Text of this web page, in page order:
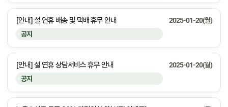
공지
[안내] 설 연휴 배송 및 택배 휴무 안내 2025-01-20(월)
공지
[안내] 설 연휴 상담서비스 휴무 안내 2025-01-20(월)